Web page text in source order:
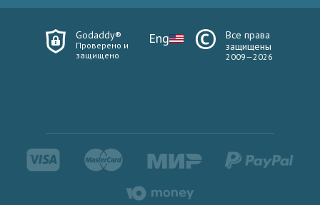
Godaddy®
Проверено и
защищено
Eng
Все права
защищены
2009—2026